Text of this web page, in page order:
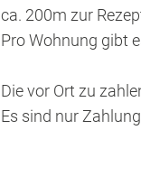
ca. 200m zur
Pro Wohnung gibt
Die vor Ort zu
Es sind nur